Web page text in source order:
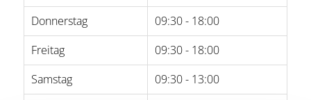
Donnerstag
09:30 - 18:00
Freitag
09:30 - 18:00
Samstag
09:30 - 13:00